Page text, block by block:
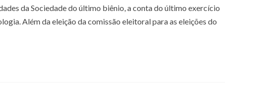
da Sociedade do último biênio, a conta do último exercício
Além da eleição da comissão eleitoral para as eleições do